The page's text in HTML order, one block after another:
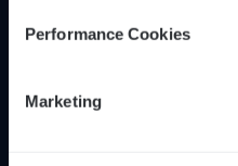
Performance Cookies
Marketing
Duur­zaam­heid